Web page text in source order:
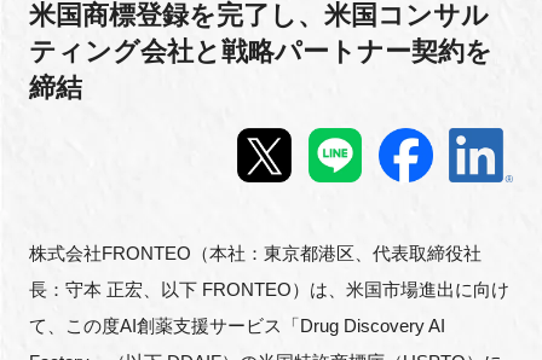
マイページ
新規登録
インタビュー・コラム
米国商標登録を完了し、米国コンサル
ティング会社と戦略パートナー契約を
締結
株式会社FRONTEO（本社：東京都港区、代表取締役社
長：守本 正宏、以下 FRONTEO）は、米国市場進出に向け
て、この度AI創薬支援サービス「Drug Discovery AI